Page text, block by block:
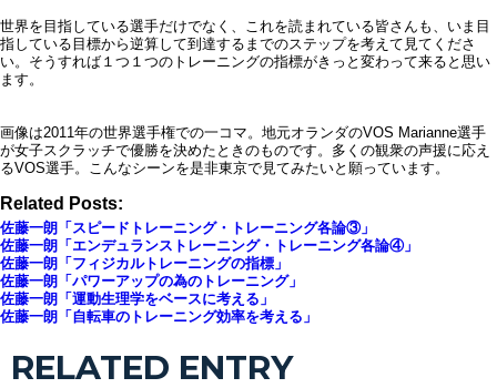
世界を目指している選手だけでなく、これを読まれている皆さんも、いま目
指している目標から逆算して到達するまでのステップを考えて見てくださ
い。そうすれば１つ１つのトレーニングの指標がきっと変わって来ると思い
ます。
画像は2011年の世界選手権での一コマ。地元オランダのVOS Marianne選手
が女子スクラッチで優勝を決めたときのものです。多くの観衆の声援に応え
るVOS選手。こんなシーンを是非東京で見てみたいと願っています。
Related Posts:
佐藤一朗「スピードトレーニング・トレーニング各論③」
佐藤一朗「エンデュランストレーニング・トレーニング各論④」
佐藤一朗「フィジカルトレーニングの指標」
佐藤一朗「パワーアップの為のトレーニング」
佐藤一朗「運動生理学をベースに考える」
佐藤一朗「自転車のトレーニング効率を考える」
RELATED ENTRY